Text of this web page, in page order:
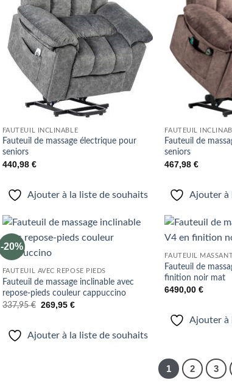
FAUTEUIL INCLINABLE
Fauteuil de massage électrique pour
seniors
440,98 €
Ajouter à la liste de souhaits
FAUTEUIL
Fauteuil de
seniors
467,98€
Ajouter à
-20%
FAUTEUIL AVEC REPOSE PIEDS
Fauteuil de massage inclinable avec
repose-pieds couleur cappuccino
337,95€ Le
était :
337,95 €.
269,95€Le
est :
269,95 €.
Ajouter à la liste de souhaits
FAUTEUIL
Fauteuil de
finition noir mat
6490,00€
Ajouter à
1 2 3